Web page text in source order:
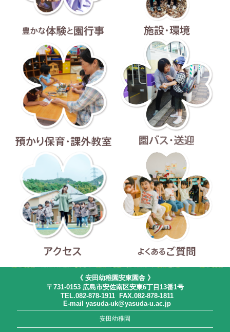
豊かな体験と園行事 施設・環境
預かり保育・課外教室 園バス・送迎
《 安田幼稚園安東園舎 》
〒731-0153 広島市安佐南区安東6丁目13番1号
TEL.082-878-1911 FAX.082-878-1811
E-mail yasuda-uk@yasuda-u.ac.jp
安田幼稚園